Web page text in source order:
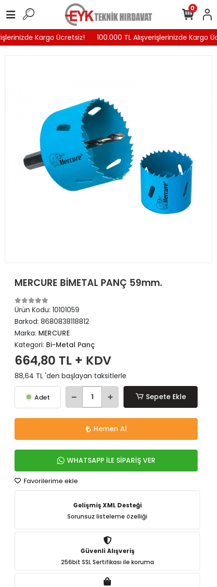
Kargo Ücretsiz! 100.000 TL Alışverişlerinizde Kargo
0
MERCURE BİMETAL PANÇ 59mm.
Ürün Kodu: 10101059
Barkod: 8680838118812
Marka: MERCURE
Kategori: Bi-Metal Panç
664,80 TL + KDV
88,64 TL 'den başlayan taksitlerle
Adet Sepete Ekle
Hemen Al
WHATSAPP İLE SİPARİŞ VER
Favorilerime ekle
Gelişmiş XML Desteği
Sorunsuz listeleme özelliği
Güvenli Alışveriş
256bit SSL Sertifikası ile koruma